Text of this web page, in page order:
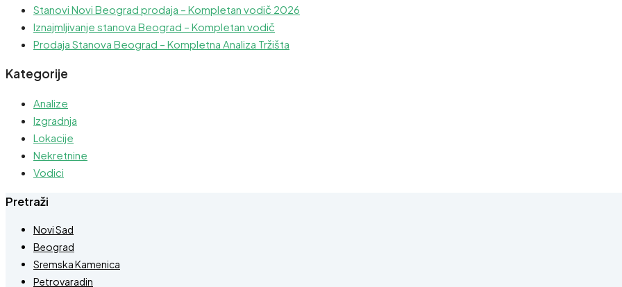
Stanovi Novi Beograd prodaja – Kompletan vodič 2026
Iznajmljivanje stanova Beograd – Kompletan vodič
Prodaja Stanova Beograd – Kompletna Analiza Tržišta
Kategorije
Analize
Izgradnja
Lokacije
Nekretnine
Vodici
Pretraži
Novi Sad
Beograd
Sremska Kamenica
Petrovaradin